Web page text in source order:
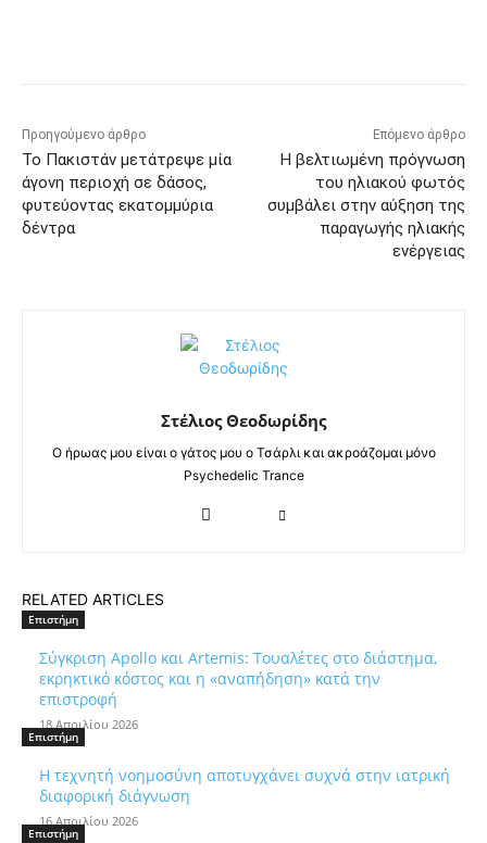
Προηγούμενο άρθρο
Το Πακιστάν μετάτρεψε μία
άγονη περιοχή σε δάσος,
φυτεύοντας εκατομμύρια
δέντρα
Επόμενο άρθρο
Η βελτιωμένη πρόγνωση
του ηλιακού φωτός
συμβάλει στην αύξηση της
παραγωγής ηλιακής
ενέργειας
Στέλιος Θεοδωρίδης
Ο ήρωας μου είναι ο γάτος μου ο Τσάρλι και ακροάζομαι μόνο
Psychedelic Trance
RELATED ARTICLES
Επιστήμη
Σύγκριση Apollo και Artemis: Τουαλέτες στο διάστημα,
εκρηκτικό κόστος και η «αναπήδηση» κατά την
επιστροφή
18 Απριλίου 2026
Επιστήμη
Η τεχνητή νοημοσύνη αποτυγχάνει συχνά στην ιατρική
διαφορική διάγνωση
16 Απριλίου 2026
Επιστήμη